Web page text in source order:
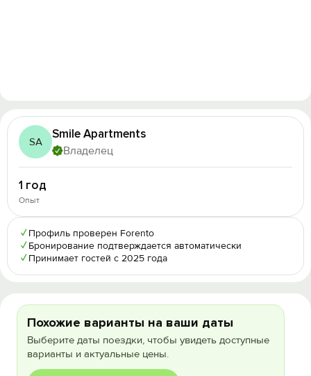
SA
Smile Apartments
Владелец
1 год
Опыт
✓ Профиль проверен Forento
✓ Бронирование подтверждается автоматически
✓ Принимает гостей с 2025 года
Похожие варианты на ваши даты
Выберите даты поездки, чтобы увидеть доступные
варианты и актуальные цены.